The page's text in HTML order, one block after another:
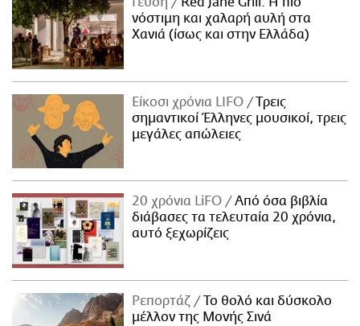
νόστιμη και χαλαρή αυλή στα
Χανιά (ίσως και στην Ελλάδα)
Είκοσι χρόνια LIFO
Tρεις
σημαντικοί Έλληνες μουσικοί, τρεις
μεγάλες απώλειες
20 χρόνια LiFO
Από όσα βιβλία
διάβασες τα τελευταία 20 χρόνια,
αυτό ξεχωρίζεις
Ρεπορτάζ
Το θολό και δύσκολο
μέλλον της Μονής Σινά